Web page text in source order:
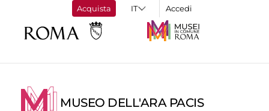
Acquista Accedi
MUSEO DELL'ARA PACIS